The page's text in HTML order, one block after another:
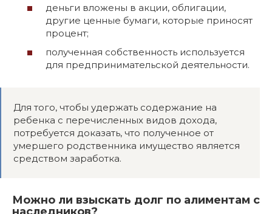
деньги вложены в акции, облигации,
другие ценные бумаги, которые приносят
процент;
полученная собственность используется
для предпринимательской деятельности.
Для того, чтобы удержать содержание на
ребенка с перечисленных видов дохода,
потребуется доказать, что полученное от
умершего родственника имущество является
средством заработка.
Можно ли взыскать долг по алиментам с